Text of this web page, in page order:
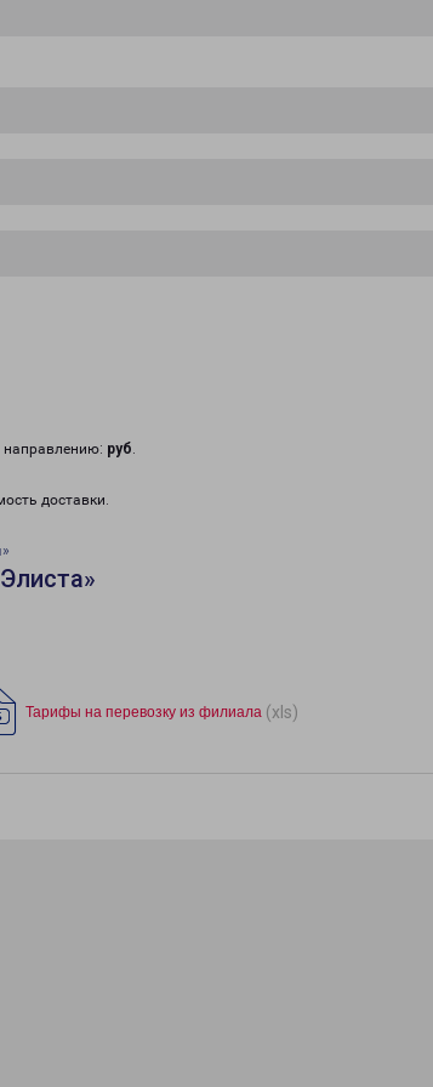
руб.
доставки.
Тарифы на перевозку из филиала (xls)